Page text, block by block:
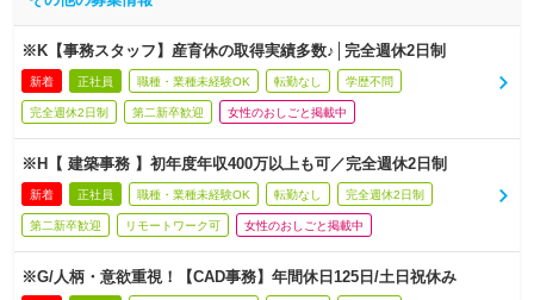
※K【事務スタッフ】産育休の取得実績多数♪│完全週休2日制
新着 正社員 職種・業種未経験OK 転勤なし 学歴不問
完全週休2日制 第二新卒歓迎 女性のおしごと掲載中
※H【 建築事務 】初年度年収400万以上も可／完全週休2日制
新着 正社員 職種・業種未経験OK 転勤なし 完全週休2日制
第二新卒歓迎 リモートワーク可 女性のおしごと掲載中
※G/人柄・意欲重視！【CAD事務】年間休日125日/土日祝休み